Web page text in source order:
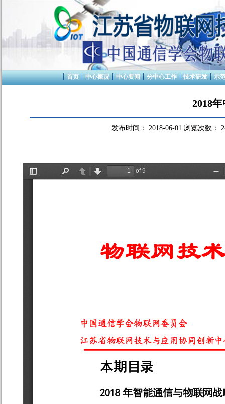
首页 中心概况 中心要闻 分中心工作 技术研发 示
2018
发布时间： 2018-06-01 浏览次数：